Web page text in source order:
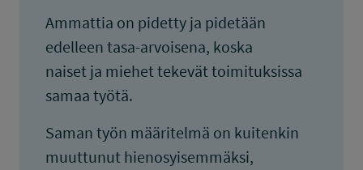
Ammattia on pidetty ja pidetään
edelleen tasa-arvoisena, koska
naiset ja miehet tekevät toimituksissa
samaa työtä.
Saman työn määritelmä on kuitenkin
muuttunut hienosyisemmäksi,